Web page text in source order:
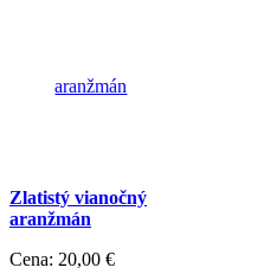
Zlatistý vianočný
aranžmán
Cena: 20,00 €